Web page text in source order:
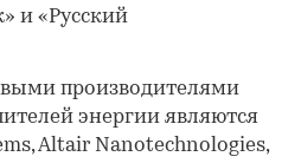
и «Русский
производителями
энергии являются
Altair Nanotechnologies,